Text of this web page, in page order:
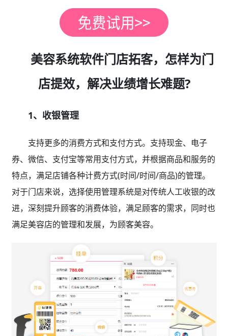
美容系统软件门店拓客，怎样为门
店提效，解决业绩增长难题?
1、收银管理
支持更多的消费方式和支付方式。支持现金、电子
券、微信、支付宝等常用支付方式，并根据商品和服务的
特点，满足店铺各种计费方式(时间/时间/商品)的管理。
对于门店来说，选择使用管理系统是对传统人工收银的改
进，深刻提升顾客的消费体验，满足顾客的需求，同时也
满足美容店的管理和发展，为顾客美容。